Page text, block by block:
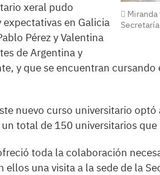
xeral pudo
en Galicia
Pérez y Valentina
de Argentina y
y que se encuentran
nuevo curso universitario
total de 150 universitarios
toda la colaboración
ellos una visita a la sede de la